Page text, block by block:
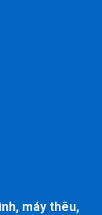
máy thêu,